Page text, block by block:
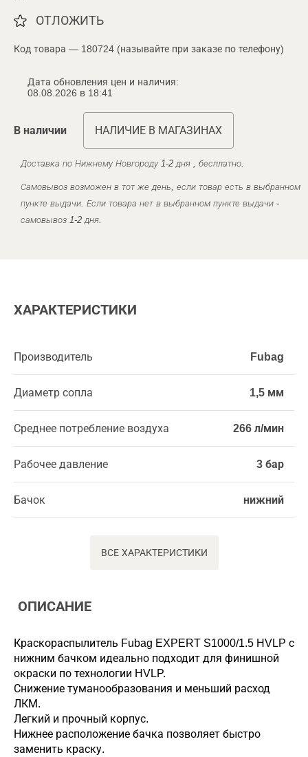
ОТЛОЖИТЬ
Код товара — 180724 (называйте при заказе по телефону)
Дата обновления цен и наличия:
08.08.2026 в 18:41
В наличии НАЛИЧИЕ В МАГАЗИНАХ
Доставка по Нижнему Новгороду 1-2 дня , бесплатно.
Самовывоз возможен в тот же день, если товар есть в выбранном
пункте выдачи. Если товара нет в выбранном пункте выдачи -
самовывоз 1-2 дня.
ХАРАКТЕРИСТИКИ
Производитель Fubag
Диаметр сопла 1,5 мм
Среднее потребление воздуха 266 л/мин
Рабочее давление 3 бар
Бачок нижний
ВСЕ ХАРАКТЕРИСТИКИ
ОПИСАНИЕ
Краскораспылитель Fubag EXPERT S1000/1.5 HVLP с
нижним бачком идеально подходит для финишной
окраски по технологии HVLP.
Снижение туманообразования и меньший расход
ЛКМ.
Легкий и прочный корпус.
Нижнее расположение бачка позволяет быстро
заменить краску.